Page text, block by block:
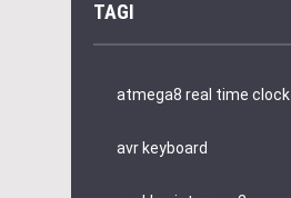
TAGI
atmega8 real time clock
avr keyboard